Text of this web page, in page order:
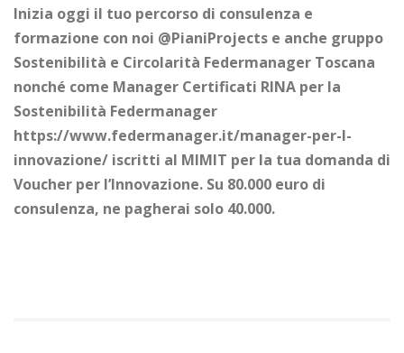
Inizia oggi il tuo percorso di consulenza e
formazione con noi @PianiProjects e anche gruppo
Sostenibilità e Circolarità Federmanager Toscana
nonché come Manager Certificati RINA per la
Sostenibilità Federmanager
https://www.federmanager.it/manager-per-l-
innovazione/ iscritti al MIMIT per la tua domanda di
Voucher per l’Innovazione. Su 80.000 euro di
consulenza, ne pagherai solo 40.000.